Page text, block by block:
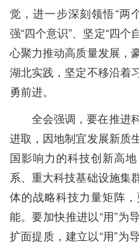
觉，进一步深刻领悟“两
强“四个意识”、坚定“四个
心聚力推动高质量发展，
湖北实践，坚定不移沿着
勇前进。
全会强调，要在推进
进取，因地制宜发展新质
国影响力的科技创新高
系、重大科技基础设施集
体的战略科技力量矩阵
能。要加快推进以“用”为
扩面提质，建立以“用”为